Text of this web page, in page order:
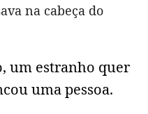
na cabeça do
um estranho quer
uma pessoa.